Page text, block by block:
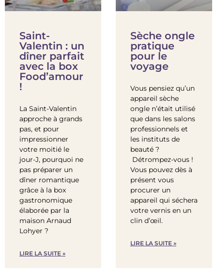
Saint-
Valentin : un
dîner parfait
avec la box
Food’amour
!
La Saint-Valentin
approche à grands
pas, et pour
impressionner
votre moitié le
jour-J, pourquoi ne
pas préparer un
dîner romantique
grâce à la box
gastronomique
élaborée par la
maison Arnaud
Lohyer ?
LIRE LA SUITE »
Sèche ongle
pratique
pour le
voyage
Vous pensiez qu’un
appareil sèche
ongle n’était utilisé
que dans les salons
professionnels et
les instituts de
beauté ?
Détrompez-vous !
Vous pouvez dès à
présent vous
procurer un
appareil qui séchera
votre vernis en un
clin d’œil.
LIRE LA SUITE »